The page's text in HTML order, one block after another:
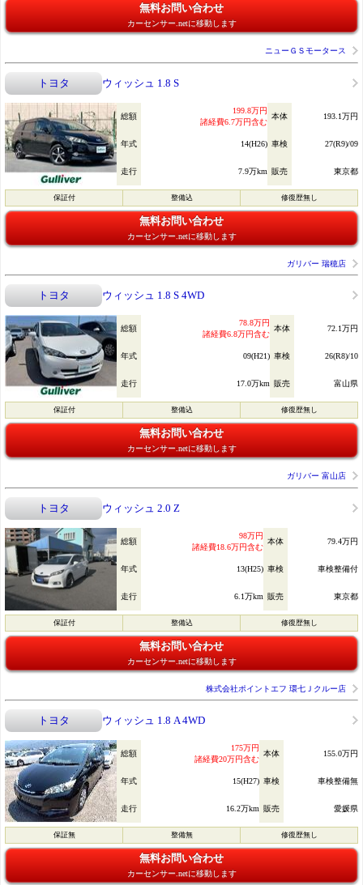
無料お問い合わせ
カーセンサー.netに移動します
ニューＧＳモータース
トヨタ ウィッシュ 1.8 S
総額
199.8万円
諸経費6.7万円含む
本体 193.1万円
年式 14(H26) 車検 27(R9)/09
走行 7.9万km 販売 東京都
保証付 整備込 修復歴無し
無料お問い合わせ
カーセンサー.netに移動します
ガリバー 瑞穂店
トヨタ ウィッシュ 1.8 S 4WD
総額
78.8万円
諸経費6.8万円含む
本体 72.1万円
年式 09(H21) 車検 26(R8)/10
走行 17.0万km 販売 富山県
保証付 整備込 修復歴無し
無料お問い合わせ
カーセンサー.netに移動します
ガリバー 富山店
トヨタ ウィッシュ 2.0 Z
総額
98万円
諸経費18.6万円含む
本体 79.4万円
年式 13(H25) 車検 車検整備付
走行 6.1万km 販売 東京都
保証付 整備込 修復歴無し
無料お問い合わせ
カーセンサー.netに移動します
株式会社ポイントエフ 環七Ｊクルー店
トヨタ ウィッシュ 1.8 A 4WD
総額
175万円
諸経費20万円含む
本体 155.0万円
年式 15(H27) 車検 車検整備無
走行 16.2万km 販売 愛媛県
保証無 整備無 修復歴無し
無料お問い合わせ
カーセンサー.netに移動します